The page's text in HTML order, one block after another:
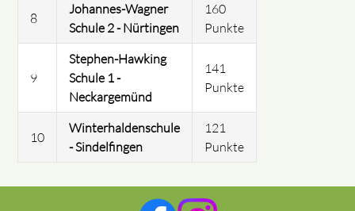
8
Johannes-Wagner
Schule 2 - Nürtingen
160
Punkte
9
Stephen-Hawking
Schule 1 -
Neckargemünd
141
Punkte
10
Winterhaldenschule
- Sindelfingen
121
Punkte